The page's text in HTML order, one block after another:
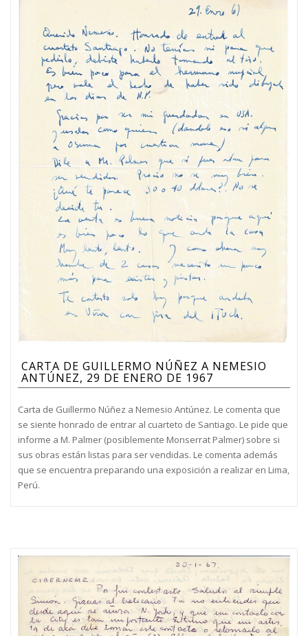
CARTA DE GUILLERMO NÚÑEZ A NEMESIO
ANTÚNEZ, 29 DE ENERO DE 1967
Carta de Guillermo Núñez a Nemesio Antúnez. Le comenta que
se siente honrado de entrar al cuarteto de Santiago. Le pide que
informe a M. Palmer (posiblemente Monserrat Palmer) sobre si
sus obras están listas para ser vendidas. Le comenta además
que se encuentra preparando una exposición a realizar en Lima,
Perú.